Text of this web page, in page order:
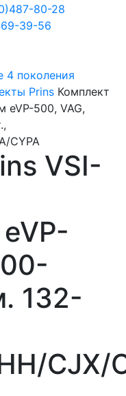
487-80-28
39-56
4 поколения
Prins Комплект
eVP-500, VAG,
CYPA
VSI-
132-
CJX/